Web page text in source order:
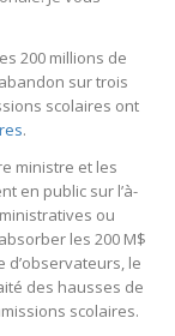
200 millions de
sur trois
scolaires ont
.
ministre et les
en public sur l’à-
ou
les 200 M$
d’observateurs, le
des hausses de
scolaires.